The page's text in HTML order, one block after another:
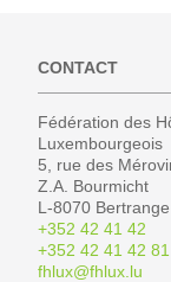
CONTACT
Fédération des
Luxembourgeois
5, rue des
Z.A. Bourmicht
L-8070 Bertrange
+352 42 41 42
+352 42 41 42 81
fhlux@fhlux.lu